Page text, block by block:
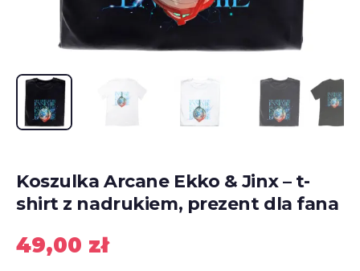
Koszulka Arcane Ekko & Jinx – t-
shirt z nadrukiem, prezent dla fana
49,00 zł